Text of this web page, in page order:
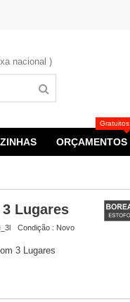
nacional )
ORÇAMENTOS
Gratuitos
Lugares
Condição : Novo
3 Lugares